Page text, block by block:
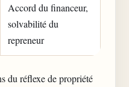
Accord du financeur,
solvabilité du
repreneur
du réflexe de propriété